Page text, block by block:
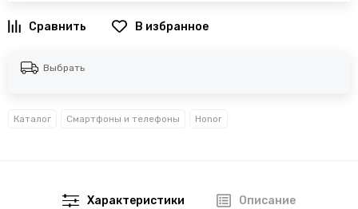
В избранное
Выбрать
Каталог Смартфоны и телефоны Honor
Характеристики Описание